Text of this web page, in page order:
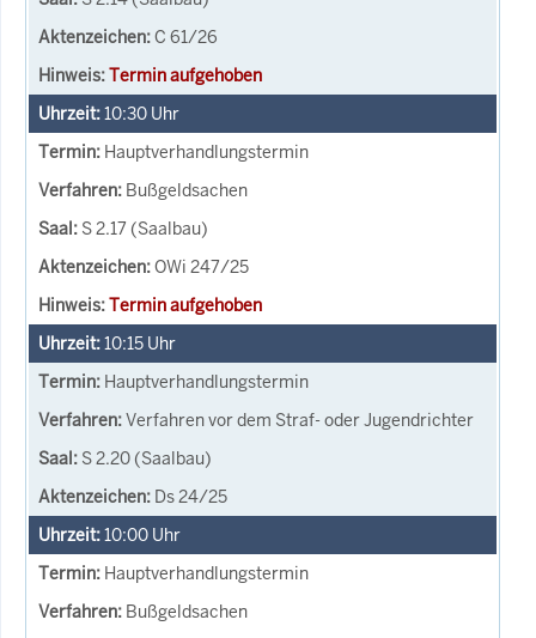
C 61/26
Termin aufgehoben
10:30 Uhr
Hauptverhandlungstermin
Bußgeldsachen
S 2.17 (Saalbau)
OWi 247/25
Termin aufgehoben
10:15 Uhr
Hauptverhandlungstermin
Verfahren vor dem Straf- oder Jugendrichter
S 2.20 (Saalbau)
Ds 24/25
10:00 Uhr
Hauptverhandlungstermin
Bußgeldsachen